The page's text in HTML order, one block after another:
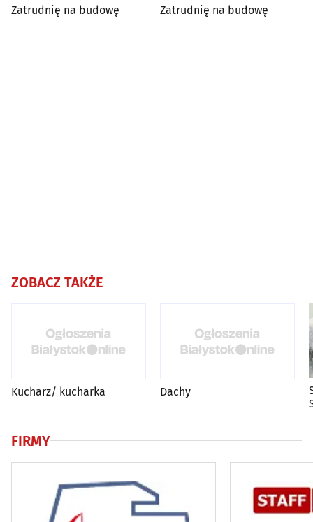
Zatrudnię na budowę Zatrudnię na budowę
ZOBACZ TAKŻE
Kucharz/ kucharka Dachy
FIRMY